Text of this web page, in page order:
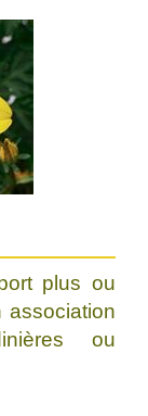
plus ou
association
ou